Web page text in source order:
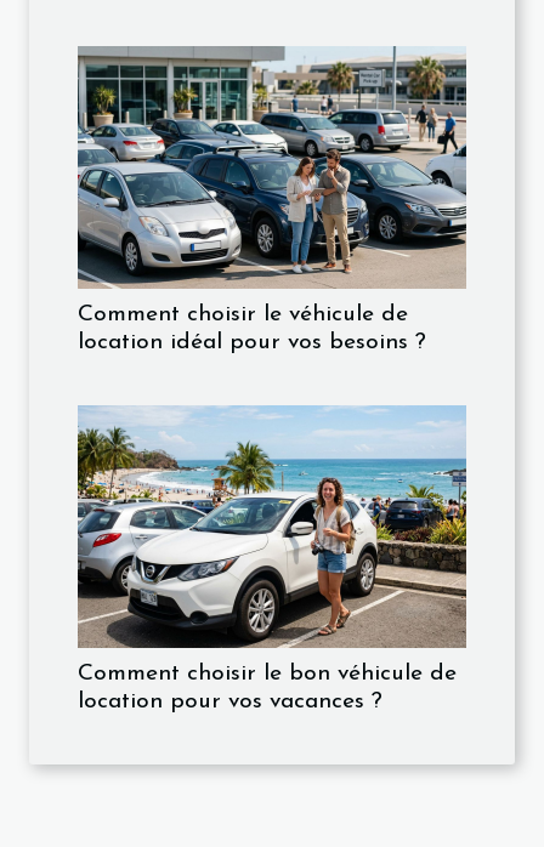
Comment choisir le véhicule de
location idéal pour vos besoins ?
Comment choisir le bon véhicule de
location pour vos vacances ?